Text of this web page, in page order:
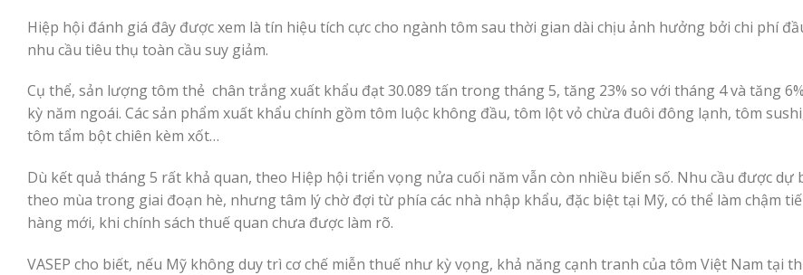
Hiệp hội đánh giá đây được xem là tín hiệu tích cực cho ngành tôm sau thời gian dài chịu ảnh hưởng bởi chi phí
nhu cầu tiêu thụ toàn cầu suy giảm.
Cụ thể, sản lượng tôm thẻ chân trắng xuất khẩu đạt 30.089 tấn trong tháng 5, tăng 23% so với tháng 4 và tăng
kỳ năm ngoái. Các sản phẩm xuất khẩu chính gồm tôm luộc không đầu, tôm lột vỏ chừa đuôi đông lạnh, tôm
tôm tẩm bột chiên kèm xốt…
Dù kết quả tháng 5 rất khả quan, theo Hiệp hội triển vọng nửa cuối năm vẫn còn nhiều biến số. Nhu cầu được dự
theo mùa trong giai đoạn hè, nhưng tâm lý chờ đợi từ phía các nhà nhập khẩu, đặc biệt tại Mỹ, có thể làm chậm
hàng mới, khi chính sách thuế quan chưa được làm rõ.
VASEP cho biết, nếu Mỹ không duy trì cơ chế miễn thuế như kỳ vọng, khả năng cạnh tranh của tôm Việt Nam tại